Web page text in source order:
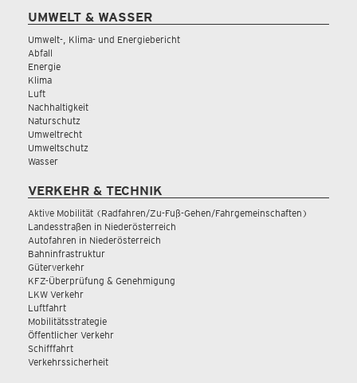
UMWELT & WASSER
Umwelt-, Klima- und Energiebericht
Abfall
Energie
Klima
Luft
Nachhaltigkeit
Naturschutz
Umweltrecht
Umweltschutz
Wasser
VERKEHR & TECHNIK
Aktive Mobilität (Radfahren/Zu-Fuß-Gehen/Fahrgemeinschaften)
Landesstraßen in Niederösterreich
Autofahren in Niederösterreich
Bahninfrastruktur
Güterverkehr
KFZ-Überprüfung & Genehmigung
LKW Verkehr
Luftfahrt
Mobilitätsstrategie
Öffentlicher Verkehr
Schifffahrt
Verkehrssicherheit